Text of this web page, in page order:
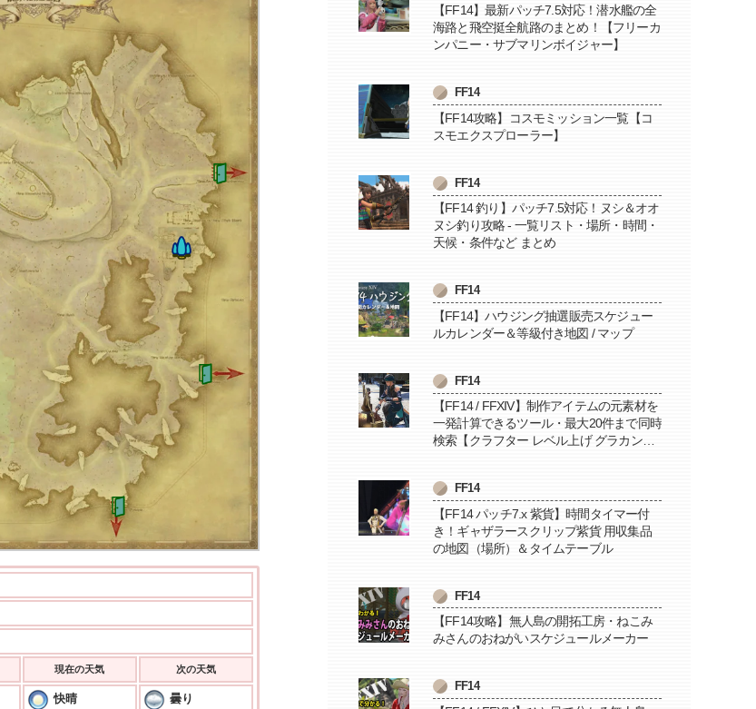
現在の天気 次の天気
快晴 曇り
【FF14】最新パッチ7.5対応！潜水艦の全
海路と飛空挺全航路のまとめ！【フリーカ
ンパニー・サブマリンボイジャー】
FF14
【FF14攻略】コスモミッション一覧【コ
スモエクスプローラー】
FF14
【FF14 釣り】パッチ7.5対応！ヌシ＆オオ
ヌシ釣り攻略 - 一覧リスト・場所・時間・
天候・条件など まとめ
FF14
【FF14】ハウジング抽選販売スケジュー
ルカレンダー＆等級付き地図 / マップ
FF14
【FF14 / FFXIV】制作アイテムの元素材を
一発計算できるツール・最大20件まで同時
検索【クラフター レベル上げ グラカン納
FF14
【FF14 パッチ7.x 紫貨】時間タイマー付
き！ギャザラースクリップ紫貨 用収集品
の地図（場所）＆タイムテーブル
FF14
【FF14攻略】無人島の開拓工房・ねこみ
みさんのおねがいスケジュールメーカー
FF14